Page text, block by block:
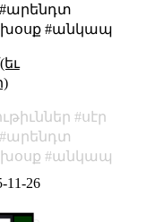
#արենդտ
#անկապ
սէր
արենդտ
խօսք
անկապ
11-26